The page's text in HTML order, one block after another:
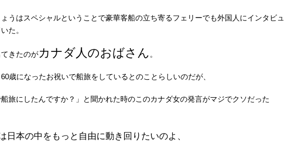
うはスペシャルということで豪華客船の立ち寄るフェリーでも外国人にインタビュ
た。
きたのがカナダ人のおばさん 。
歳になったお祝いで船旅をしているとのことらしいのだが、
船旅にしたんですか？」と聞かれた時のこのカナダ女の発言がマジでクソだった
日本の中をもっと自由に動き回りたいのよ、